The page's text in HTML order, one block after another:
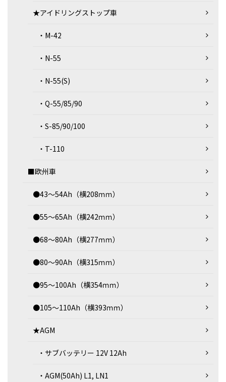
★アイドリングストップ車
・M-42
・N-55
・N-55(S)
・Q-55/85/90
・S-85/90/100
・T-110
■欧州車
●43～54Ah（横208ｍｍ）
●55～65Ah（横242ｍｍ）
●68～80Ah（横277ｍｍ）
●80～90Ah（横315ｍｍ）
●95～100Ah（横354ｍｍ）
●105～110Ah（横393ｍｍ）
★AGM
・サブバッテリー 12V 12Ah
・AGM(50Ah) L1, LN1